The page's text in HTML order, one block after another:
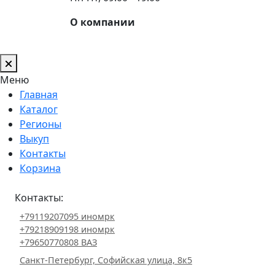
О компании
Меню
Главная
Каталог
Регионы
Выкуп
Контакты
Корзина
Контакты:
+79119207095 иномрк
+79218909198 иномрк
+79650770808 ВАЗ
Санкт-Петербург, Софийская улица, 8к5